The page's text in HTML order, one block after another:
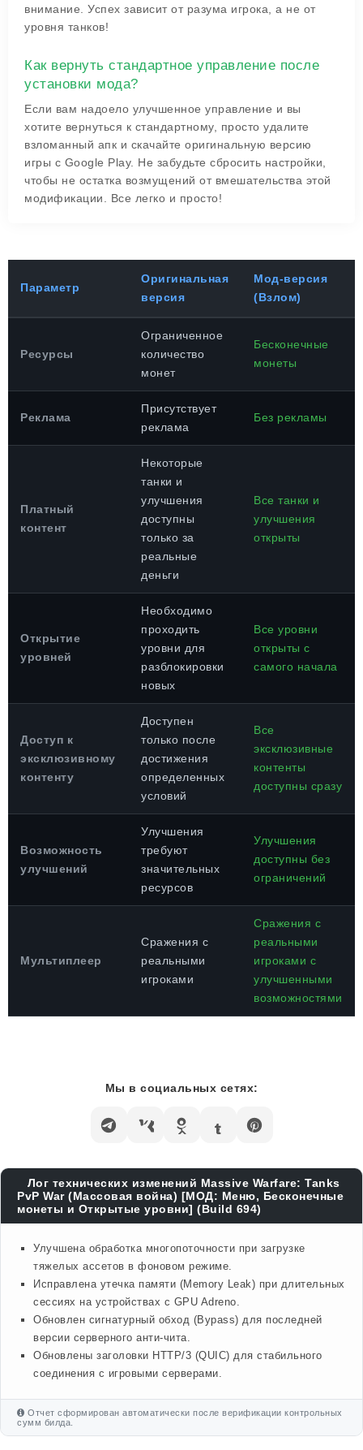
внимание. Успех зависит от разума игрока, а не от
уровня танков!
Как вернуть стандартное управление после
установки мода?
Если вам надоело улучшенное управление и вы
хотите вернуться к стандартному, просто удалите
взломанный апк и скачайте оригинальную версию
игры с Google Play. Не забудьте сбросить настройки,
чтобы не остатка возмущений от вмешательства этой
модификации. Все легко и просто!
Параметр
Оригинальная
версия
Мод-версия
(Взлом)
Ресурсы
Ограниченное
количество
монет
Бесконечные
монеты
Реклама
Присутствует
реклама
Без рекламы
Платный
контент
Некоторые
танки и
улучшения
доступны
только за
реальные
деньги
Все танки и
улучшения
открыты
Открытие
уровней
Необходимо
проходить
уровни для
разблокировки
новых
Все уровни
открыты с
самого начала
Доступ к
эксклюзивному
контенту
Доступен
только после
достижения
определенных
условий
Все
эксклюзивные
контенты
доступны сразу
Возможность
улучшений
Улучшения
требуют
значительных
ресурсов
Улучшения
доступны без
ограничений
Мультиплеер
Сражения с
реальными
игроками
Сражения с
реальными
игроками с
улучшенными
возможностями
Мы в социальных сетях:
Лог технических изменений Massive Warfare: Tanks
PvP War (Массовая война) [МОД: Меню, Бесконечные
монеты и Открытые уровни] (Build 694)
Улучшена обработка многопоточности при загрузке
тяжелых ассетов в фоновом режиме.
Исправлена утечка памяти (Memory Leak) при длительных
сессиях на устройствах с GPU Adreno.
Обновлен сигнатурный обход (Bypass) для последней
версии серверного анти-чита.
Обновлены заголовки HTTP/3 (QUIC) для стабильного
соединения с игровыми серверами.
Отчет сформирован автоматически после верификации контрольных
сумм билда.